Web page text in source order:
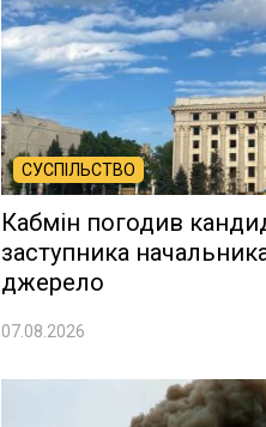
СУСПІЛЬСТВО
Кабмін погодив
заступника
джерело
07.08.2026